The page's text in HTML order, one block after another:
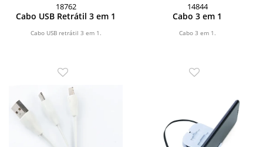
18762
Cabo USB Retrátil 3 em 1
Cabo USB retrátil 3 em 1.
14844
Cabo 3 em 1
Cabo 3 em 1.